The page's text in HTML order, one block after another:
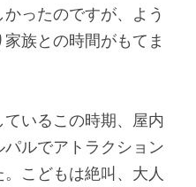
ったのですが、よう
族との時間がもてま
いるこの時期、屋内
ルでアトラクション
こどもは絶叫、大人